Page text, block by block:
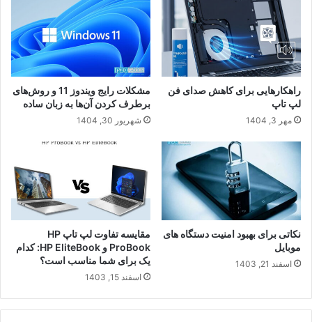
راهکارهایی برای کاهش صدای فن
لپ‌ تاپ
مهر 3, 1404
مشکلات رایج ویندوز 11 و روش‌های
برطرف کردن آن‌ها به زبان ساده
شهریور 30, 1404
نکاتی برای بهبود امنیت دستگاه های
موبایل
اسفند 21, 1403
مقایسه تفاوت لپ تاپ HP
ProBook و HP EliteBook: کدام
یک برای شما مناسب است؟
اسفند 15, 1403